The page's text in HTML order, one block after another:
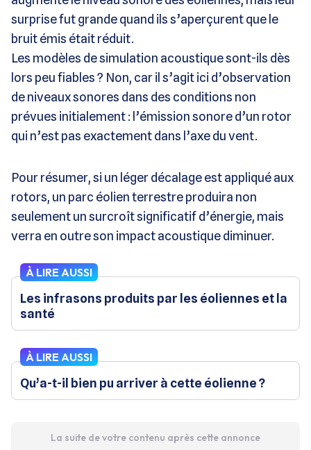
surprise fut grande quand ils s’aperçurent que le
bruit émis était réduit.
Les modèles de simulation acoustique sont-ils dès
lors peu fiables ? Non, car il s’agit ici d’observation
de niveaux sonores dans des conditions non
prévues initialement : l’émission sonore d’un rotor
qui n’est pas exactement dans l’axe du vent.
Pour résumer, si un léger décalage est appliqué aux
rotors, un parc éolien terrestre produira non
seulement un surcroît significatif d’énergie, mais
verra en outre son impact acoustique diminuer.
À LIRE AUSSI
Les infrasons produits par les éoliennes et la
santé
À LIRE AUSSI
Qu’a-t-il bien pu arriver à cette éolienne ?
La suite de votre contenu après cette annonce